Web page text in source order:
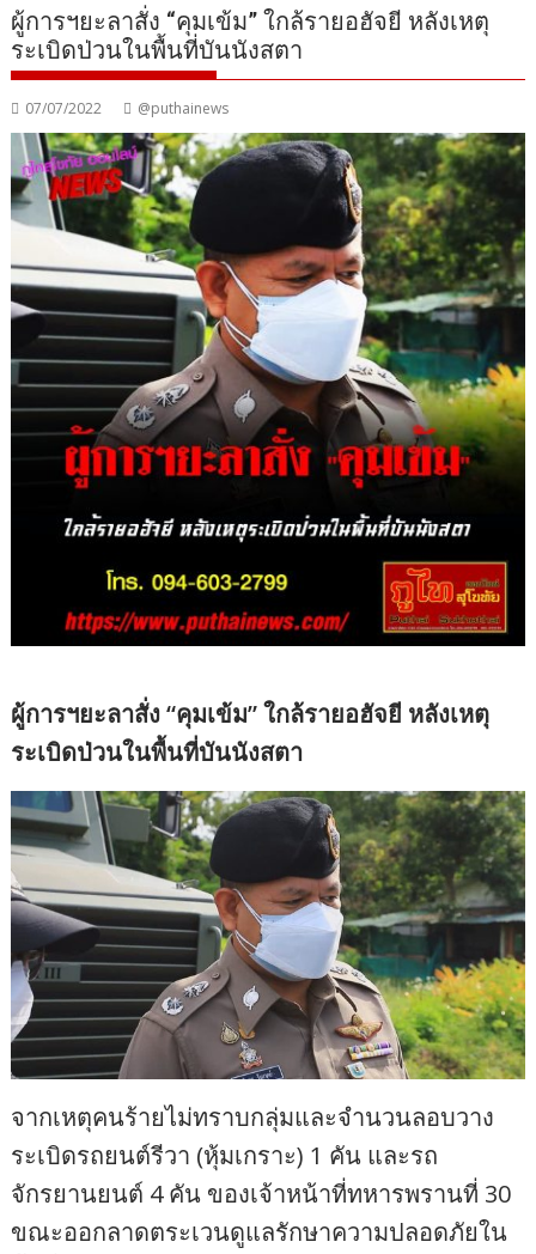
ผู้การฯยะลาสั่ง “คุมเข้ม” ใกล้รายอฮัจยี หลังเหตุ
ระเบิดป่วนในพื้นที่บันนังสตา
07/07/2022 @puthainews
ผู้การฯยะลาสั่ง “คุมเข้ม” ใกล้รายอฮัจยี หลังเหตุ
ระเบิดป่วนในพื้นที่บันนังสตา
จากเหตุคนร้ายไม่ทราบกลุ่มและจำนวนลอบวาง
ระเบิดรถยนต์รีวา (หุ้มเกราะ) 1 คัน และรถ
จักรยานยนต์ 4 คัน ของเจ้าหน้าที่ทหารพรานที่ 30
ขณะออกลาดตระเวนดูแลรักษาความปลอดภัยใน